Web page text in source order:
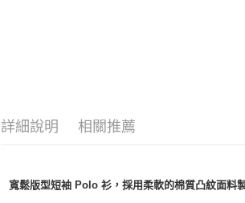
詳細說明 相關推薦
寬鬆版型短袖 Polo 衫，採用柔軟的棉質凸紋面料